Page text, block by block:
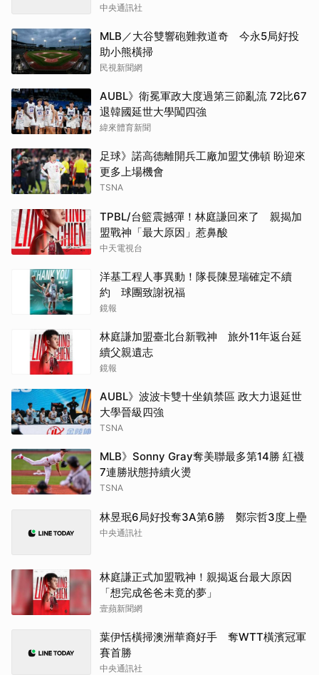
中央通訊社
MLB／大谷雙響砲難救道奇 今永5局好投
助小熊橫掃
民視新聞網
AUBL》衛冕軍政大度過第三節亂流 72比67
退韓國延世大學闖四強
緯來體育新聞
足球》諾高德離開兵工廠加盟艾佛頓 盼迎來
更多上場機會
TSNA
TPBL/台籃震撼彈！林庭謙回來了 親揭加
盟戰神「最大原因」惹鼻酸
中天電視台
洋基工程人事異動！隊長陳昱瑞確定不續
約 球團致謝祝福
鏡報
林庭謙加盟臺北台新戰神 旅外11年返台延
續父親遺志
鏡報
AUBL》波波卡雙十坐鎮禁區 政大力退延世
大學晉級四強
TSNA
MLB》Sonny Gray奪美聯最多第14勝 紅襪
7連勝狀態持續火燙
TSNA
林昱珉6局好投奪3A第6勝 鄭宗哲3度上壘
中央通訊社
林庭謙正式加盟戰神！親揭返台最大原因
「想完成爸爸未竟的夢」
壹蘋新聞網
葉伊恬橫掃澳洲華裔好手 奪WTT橫濱冠軍
賽首勝
中央通訊社